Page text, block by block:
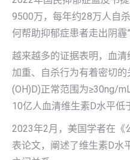
9500万，每年约28万人自
何帮助抑郁症患者走出阴霾
越来越多的证据表明，血
加重、自杀行为有着密切
(OH)D)正常范围为≥30ng/
10亿人血清维生素D水平低
2023年2月，美国学者在《
表论文，阐述了维生素D水